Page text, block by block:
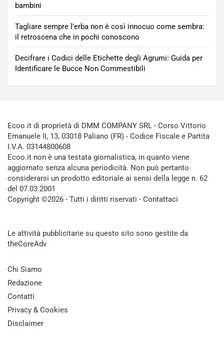
bambini
Tagliare sempre l’erba non è così innocuo come sembra:
il retroscena che in pochi conoscono
Decifrare i Codici delle Etichette degli Agrumi: Guida per
Identificare le Bucce Non Commestibili
Ecoo.it di proprietà di DMM COMPANY SRL - Corso Vittorio
Emanuele II, 13, 03018 Paliano (FR) - Codice Fiscale e Partita
I.V.A. 03144800608
Ecoo.it non è una testata giornalistica, in quanto viene
aggiornato senza alcuna periodicità. Non può pertanto
considerarsi un prodotto editoriale ai sensi della legge n. 62
del 07.03.2001
Copyright ©2026 - Tutti i diritti riservati - Contattaci
Le attività pubblicitarie su questo sito sono gestite da
theCoreAdv
Chi Siamo
Redazione
Contatti
Privacy & Cookies
Disclaimer